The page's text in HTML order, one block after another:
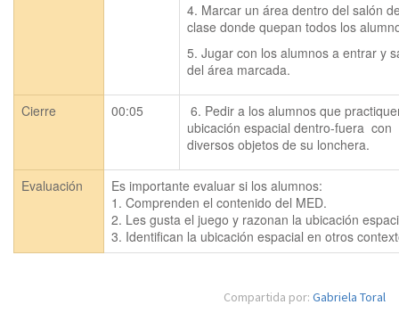
4. Marcar un área dentro del salón
clase donde quepan todos los
5. Jugar con los alumnos a entrar y
del área marcada.
Cierre 00:05
6. Pedir a los alumnos que
ubicación espacial dentro-fuera  con
diversos objetos de su lonchera.
Evaluación
Es importante evaluar si los alumnos:
1. Comprenden el contenido del MED.
2. Les gusta el juego y razonan la ubicación
3. Identifican la ubicación espacial en otros
Compartida por: Gabriela Toral